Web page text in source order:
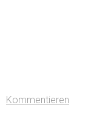
Kommentieren